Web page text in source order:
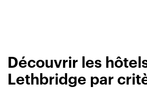
Découvrir les
Lethbridge par